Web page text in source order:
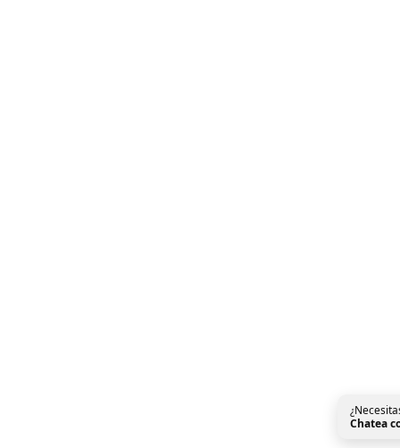
Chatea